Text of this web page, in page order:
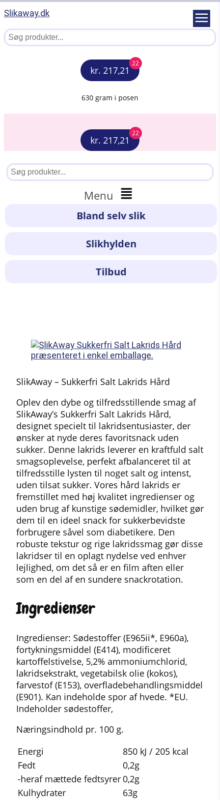
Slikaway.dk
kr. 217,21
22
630 gram i posen
kr. 217,21
22
Menu
Bland selv slik
Slikhylden
Tilbud
SlikAway – Sukkerfri Salt Lakrids Hård
Oplev den dybe og tilfredsstillende smag af
SlikAway’s Sukkerfri Salt Lakrids Hård,
designet specielt til lakridsentusiaster, der
ønsker at nyde deres favoritsnack uden
sukker. Denne lakrids leverer en kraftfuld salt
smagsoplevelse, perfekt afbalanceret til at
tilfredsstille lysten til noget salt og intenst,
uden tilsat sukker. Vores hård lakrids er
fremstillet med høj kvalitet ingredienser og
uden brug af kunstige sødemidler, hvilket gør
dem til en ideel snack for sukkerbevidste
forbrugere såvel som diabetikere. Den
robuste tekstur og rige lakridssmag gør disse
lakridser til en oplagt nydelse ved enhver
lejlighed, om det så er en film aften eller
som en del af en sundere snackrotation.
Ingredienser
Ingredienser: Sødestoffer (E965ii*, E960a),
fortykningsmiddel (E414), modificeret
kartoffelstivelse, 5,2% ammoniumchlorid,
lakridsekstrakt, vegetabilsk olie (kokos),
farvestof (E153), overfladebehandlingsmiddel
(E901). Kan indeholde spor af hvede. *EU.
Indeholder sødestoffer,
Næringsindhold pr. 100 g.
Energi
850 kJ / 205 kcal
Fedt
0,2g
-heraf mættede fedtsyrer0,2g
Kulhydrater
63g